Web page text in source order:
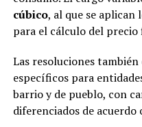
cúbico, al que se aplican
para el cálculo del
Las resoluciones
específicos para
barrio y de pueblo, con
diferenciados de